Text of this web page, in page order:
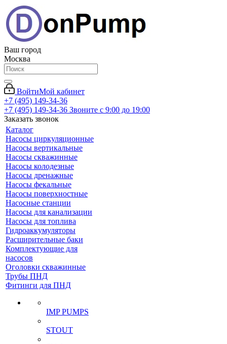
Ваш город
Москва
ВойтиМой кабинет
+7 (495) 149-34-36
+7 (495) 149-34-36 Звоните с 9:00 до 19:00
Заказать звонок
Каталог
Насосы циркуляционные
Насосы вертикальные
Насосы скважинные
Насосы колодезные
Насосы дренажные
Насосы фекальные
Насосы поверхностные
Насосные станции
Насосы для канализации
Насосы для топлива
Гидроаккумуляторы
Расширительные баки
Комплектующие для
насосов
Оголовки скважинные
Трубы ПНД
Фитинги для ПНД
IMP PUMPS
STOUT